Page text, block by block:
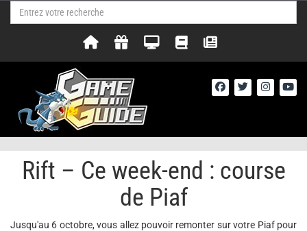
Rift – Ce week-end : course
de Piaf
Jusqu'au 6 octobre, vous allez pouvoir remonter sur votre Piaf pour